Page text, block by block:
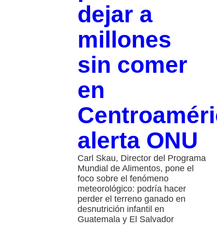
dejar a
millones
sin comer
en
alerta ONU
Carl Skau, Director del Programa
Mundial de Alimentos, pone el
foco sobre el fenómeno
meteorológico: podría hacer
perder el terreno ganado en
desnutrición infantil en
Guatemala y El Salvador